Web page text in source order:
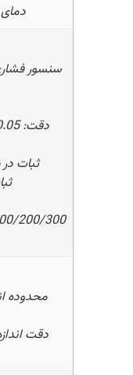
دمای منفی 20
سنسور
ثبات در